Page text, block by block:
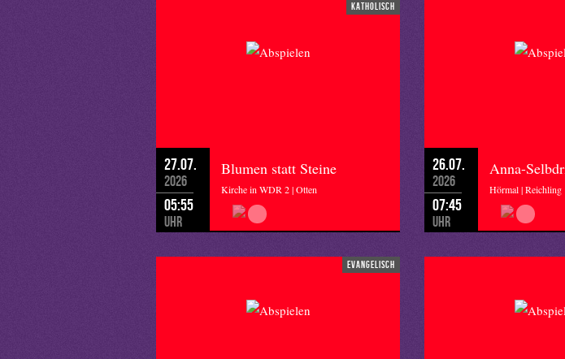
katholisch
27.07.
2026
05:55
Uhr
Blumen statt Steine
Kirche in WDR 2 | Otten
26.07.
2026
07:45
Uhr
Anna-
Hörmal | Reichling
evangelisch